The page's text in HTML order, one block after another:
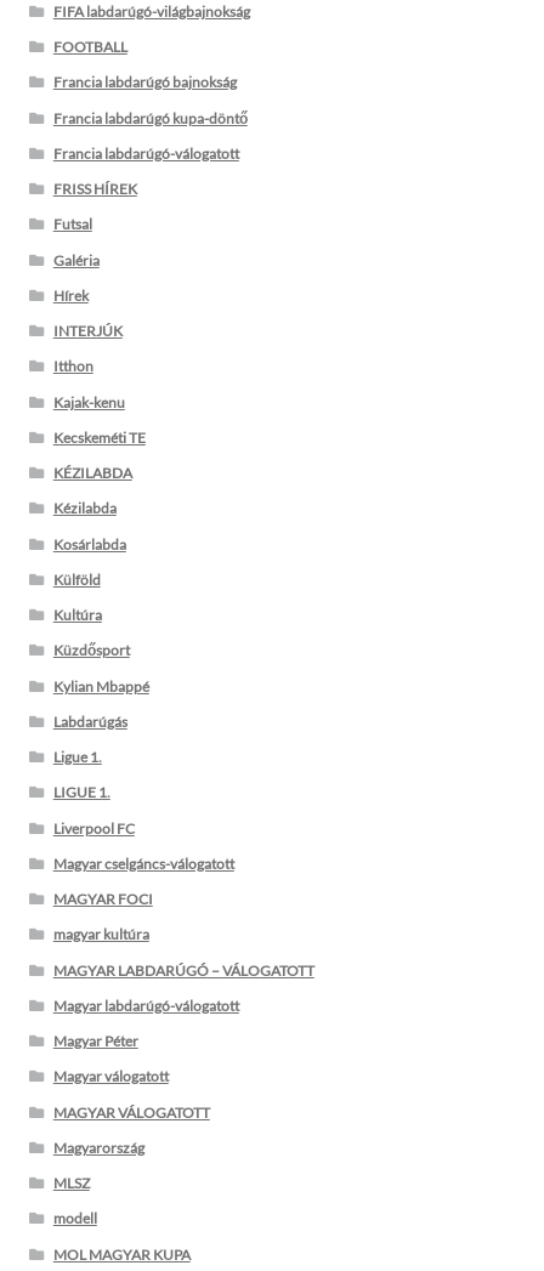
FIFA labdarúgó-világbajnokság
FOOTBALL
Francia labdarúgó bajnokság
Francia labdarúgó kupa-döntő
Francia labdarúgó-válogatott
FRISS HÍREK
Futsal
Galéria
Hírek
INTERJÚK
Itthon
Kajak-kenu
Kecskeméti TE
KÉZILABDA
Kézilabda
Kosárlabda
Külföld
Kultúra
Küzdősport
Kylian Mbappé
Labdarúgás
Ligue 1.
LIGUE 1.
Liverpool FC
Magyar cselgáncs-válogatott
MAGYAR FOCI
magyar kultúra
MAGYAR LABDARÚGÓ – VÁLOGATOTT
Magyar labdarúgó-válogatott
Magyar Péter
Magyar válogatott
MAGYAR VÁLOGATOTT
Magyarország
MLSZ
modell
MOL MAGYAR KUPA